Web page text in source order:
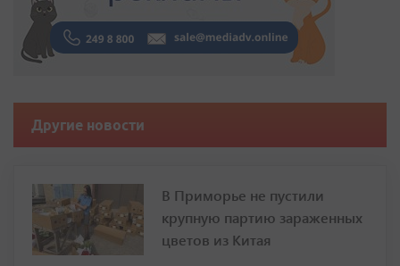
Другие новости
В Приморье не пустили
крупную партию зараженных
цветов из Китая